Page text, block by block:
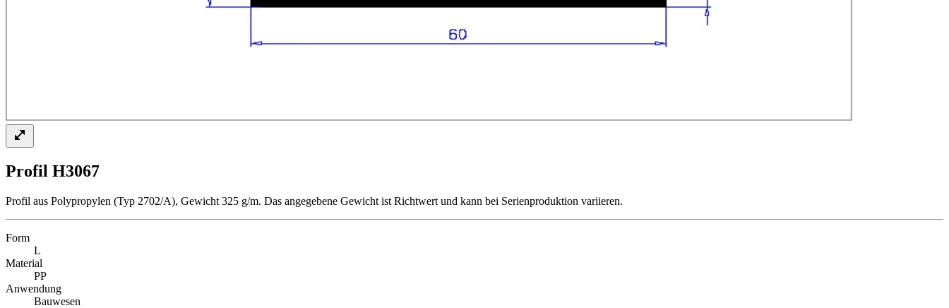
Profil H3067
Profil aus Polypropylen (Typ 2702/A), Gewicht 325 g/m. Das angegebene Gewicht ist Richtwert und kann bei Serienproduktion variieren.
Form
L
Material
PP
Anwendung
Bauwesen